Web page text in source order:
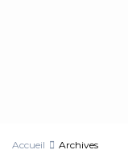
Accueil Archives